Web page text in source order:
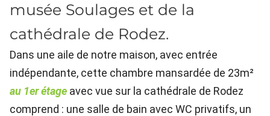
musée Soulages et de la
cathédrale de Rodez.
Dans une aile de notre maison, avec entrée
indépendante, cette chambre mansardée de 23m²
au 1er étage avec vue sur la cathédrale de Rodez
comprend : une salle de bain avec WC privatifs, un